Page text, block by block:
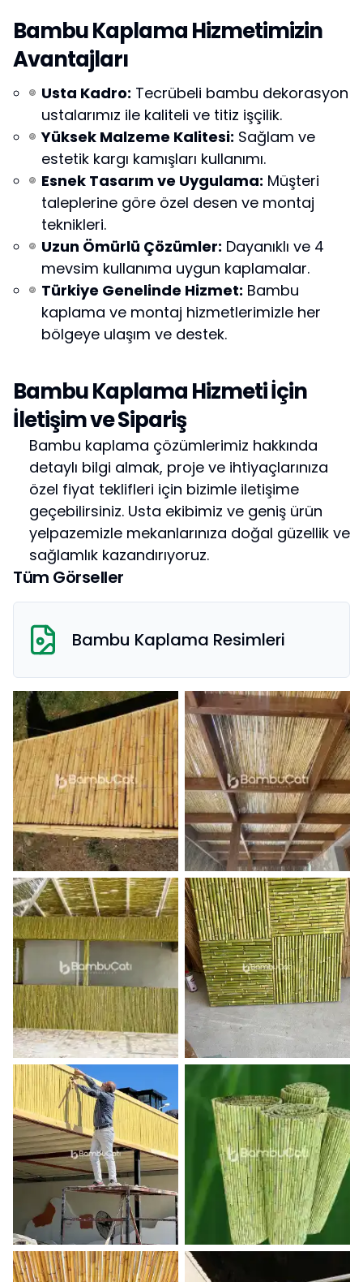
Bambu Kaplama Hizmetimizin
Avantajları
Usta Kadro: Tecrübeli bambu dekorasyon
ustalarımız ile kaliteli ve titiz işçilik.
Yüksek Malzeme Kalitesi: Sağlam ve
estetik kargı kamışları kullanımı.
Esnek Tasarım ve Uygulama: Müşteri
taleplerine göre özel desen ve montaj
teknikleri.
Uzun Ömürlü Çözümler: Dayanıklı ve 4
mevsim kullanıma uygun kaplamalar.
Türkiye Genelinde Hizmet: Bambu
kaplama ve montaj hizmetlerimizle her
bölgeye ulaşım ve destek.
Bambu Kaplama Hizmeti İçin
İletişim ve Sipariş
Bambu kaplama çözümlerimiz hakkında
detaylı bilgi almak, proje ve ihtiyaçlarınıza
özel fiyat teklifleri için bizimle iletişime
geçebilirsiniz. Usta ekibimiz ve geniş ürün
yelpazemizle mekanlarınıza doğal güzellik ve
sağlamlık kazandırıyoruz.
Tüm Görseller
Bambu Kaplama Resimleri